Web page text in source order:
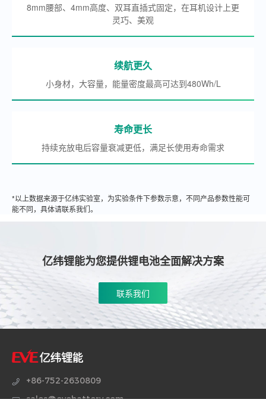
8mm腰部、4mm高度、双耳直插式固定，在耳机设计上更
灵巧、美观
续航更久
小身材，大容量，能量密度最高可达到480Wh/L
寿命更长
持续充放电后容量衰减更低，满足长使用寿命需求
*以上数据来源于亿纬实验室，为实验条件下参数示意，不同产品参数性能可
能不同，具体请联系我们。
亿纬锂能为您提供锂电池全面解决方案
联系我们
+86-752-2630809